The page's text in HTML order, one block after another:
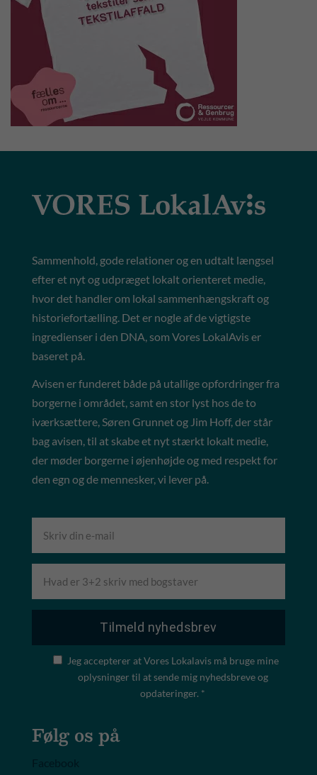
Sammenhold, gode relationer og en udtalt længsel
efter et nyt og udpræget lokalt orienteret medie,
hvor det handler om lokal sammenhængskraft og
historiefortælling. Det er nogle af de vigtigste
ingredienser i den DNA, som Vores LokalAvis er
baseret på.
Avisen er funderet både på utallige opfordringer fra
borgerne i området, samt en stor lyst hos de to
iværksættere, Søren Grunnet og Jim Hoff, der står
bag avisen, til at skabe et nyt stærkt lokalt medie,
der møder borgerne i øjenhøjde og med respekt for
den egn og de mennesker, vi lever på.
Jeg accepterer at Vores Lokalavis må bruge mine
oplysninger til at sende mig nyhedsbreve og
opdateringer. *
Følg os på